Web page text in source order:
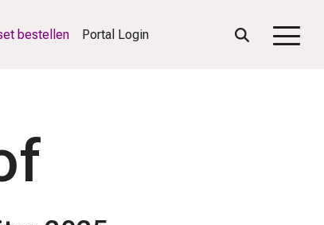
bestellen Portal Login